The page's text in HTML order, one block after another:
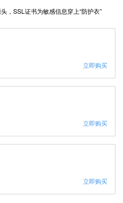
，SSL证书为敏感信息穿上“防护衣”
立即购买
立即购买
立即购买